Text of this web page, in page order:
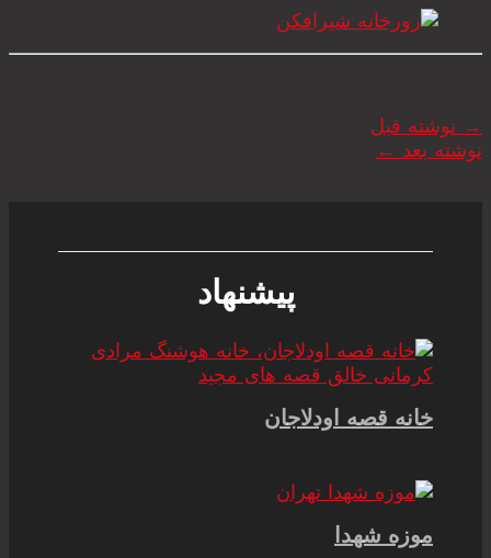
→ نوشته قبل
نوشته بعد ←
پیشنهاد
خانه قصه اودلاجان
موزه شهدا